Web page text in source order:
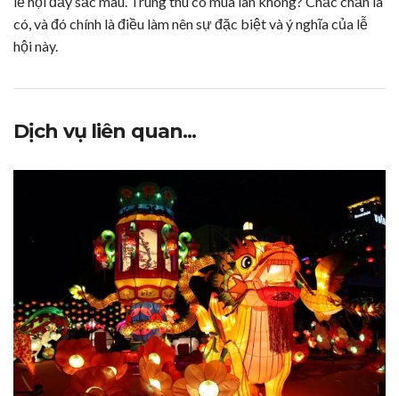
có, và đó chính là điều làm nên sự đặc biệt và ý nghĩa của lễ
hội này.
Dịch vụ liên quan...